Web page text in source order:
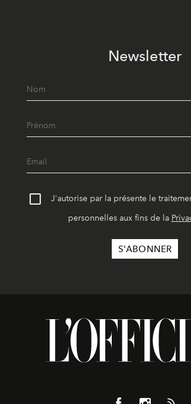
Newsletter
J'autorise par la présente le
personnelles aux fins de la